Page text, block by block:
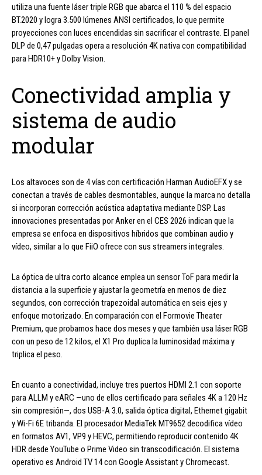
utiliza una fuente láser triple RGB que abarca el 110 % del espacio
BT.2020 y logra 3.500 lúmenes ANSI certificados, lo que permite
proyecciones con luces encendidas sin sacrificar el contraste. El panel
DLP de 0,47 pulgadas opera a resolución 4K nativa con compatibilidad
para HDR10+ y Dolby Vision.
Conectividad amplia y
sistema de audio
modular
Los altavoces son de 4 vías con certificación Harman AudioEFX y se
conectan a través de cables desmontables, aunque la marca no detalla
si incorporan corrección acústica adaptativa mediante DSP. Las
innovaciones presentadas por Anker en el CES 2026 indican que la
empresa se enfoca en dispositivos híbridos que combinan audio y
vídeo, similar a lo que FiiO ofrece con sus streamers integrales.
La óptica de ultra corto alcance emplea un sensor ToF para medir la
distancia a la superficie y ajustar la geometría en menos de diez
segundos, con corrección trapezoidal automática en seis ejes y
enfoque motorizado. En comparación con el Formovie Theater
Premium, que probamos hace dos meses y que también usa láser RGB
con un peso de 12 kilos, el X1 Pro duplica la luminosidad máxima y
triplica el peso.
En cuanto a conectividad, incluye tres puertos HDMI 2.1 con soporte
para ALLM y eARC —uno de ellos certificado para señales 4K a 120 Hz
sin compresión—, dos USB-A 3.0, salida óptica digital, Ethernet gigabit
y Wi-Fi 6E tribanda. El procesador MediaTek MT9652 decodifica vídeo
en formatos AV1, VP9 y HEVC, permitiendo reproducir contenido 4K
HDR desde YouTube o Prime Video sin transcodificación. El sistema
operativo es Android TV 14 con Google Assistant y Chromecast.